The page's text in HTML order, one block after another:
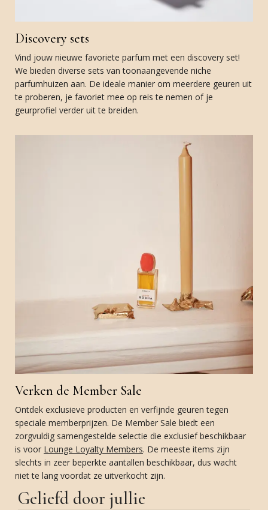
Discovery sets
Vind jouw nieuwe favoriete parfum met een discovery set!
We bieden diverse sets van toonaangevende niche
parfumhuizen aan. De ideale manier om meerdere geuren uit
te proberen, je favoriet mee op reis te nemen of je
geurprofiel verder uit te breiden.
Verken de Member Sale
Ontdek exclusieve producten en verfijnde geuren tegen
speciale memberprijzen. De Member Sale biedt een
zorgvuldig samengestelde selectie die exclusief beschikbaar
is voor Lounge Loyalty Members. De meeste items zijn
slechts in zeer beperkte aantallen beschikbaar, dus wacht
niet te lang voordat ze uitverkocht zijn.
Geliefd door jullie